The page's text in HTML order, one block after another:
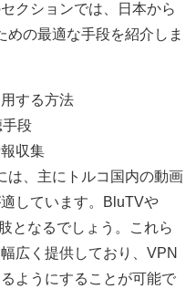
クションでは、日本から
めの最適な手段を紹介しま
する方法
段
収集
は、主にトルコ国内の動画
しています。BluTVや
となるでしょう。これら
広く提供しており、VPN
ようにすることが可能で